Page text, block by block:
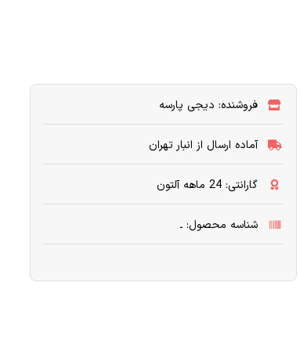
فروشنده: دیجی پارسه
آماده ارسال از انبار تهران
گارانتی: 24 ماهه آلتون
شناسه محصول: ـ